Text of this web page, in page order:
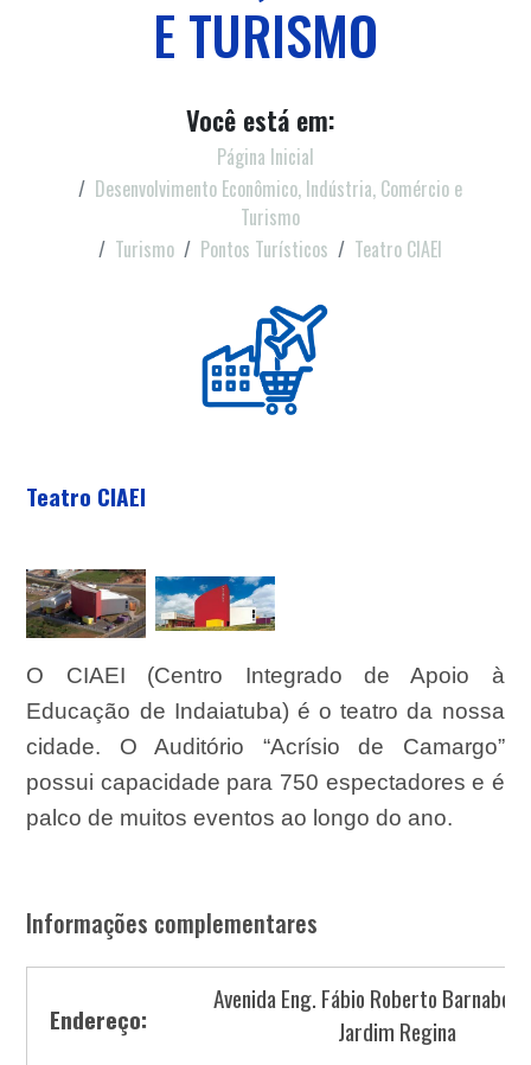
E TURISMO
Você está em:
Página Inicial
Desenvolvimento Econômico, Indústria, Comércio e
Turismo
Turismo
Pontos Turísticos Teatro CIAEI
Teatro CIAEI
O CIAEI (Centro Integrado de Apoio à
Educação de Indaiatuba) é o teatro da nossa
cidade. O Auditório “Acrísio de Camargo”
possui capacidade para 750 espectadores e é
palco de muitos eventos ao longo do ano.
Informações complementares
Endereço:
Avenida Eng. Fábio Roberto Barnabé,
Jardim Regina